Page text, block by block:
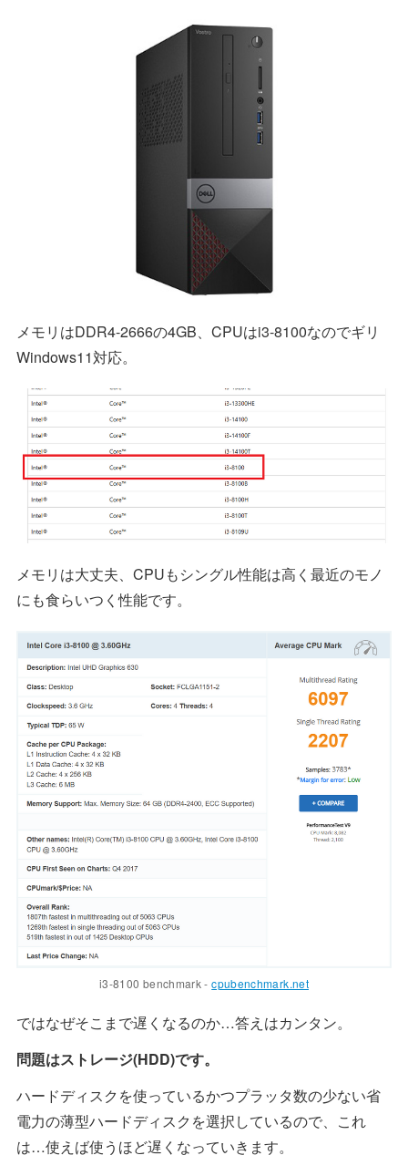
メモリはDDR4-2666の4GB、CPUはi3-8100なのでギリ
Windows11対応。
メモリは大丈夫、CPUもシングル性能は高く最近のモノ
にも食らいつく性能です。
i3-8100 benchmark -cpubenchmark.net
ではなぜそこまで遅くなるのか…答えはカンタン。
問題はストレージ(HDD)です。
ハードディスクを使っているかつプラッタ数の少ない省
電力の薄型ハードディスクを選択しているので、これ
は…使えば使うほど遅くなっていきます。